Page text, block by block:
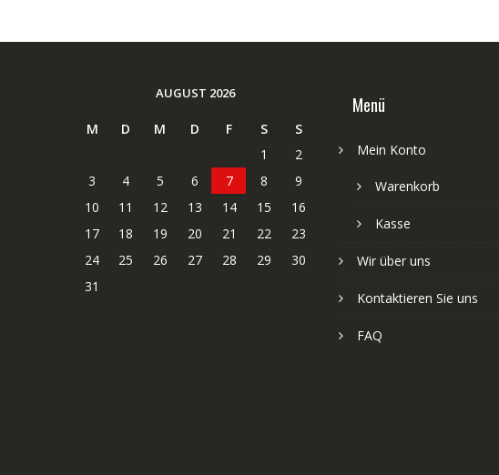
AUGUST 2026
M D M D F S
S
1
2
3
4 5 6 7 8
9
10
11 12 13 14 15
16
17
18 19 20 21 22
23
24
25 26 27 28 29
30
31
Menü
Mein Konto
Warenkorb
Kasse
Wir über uns
Kontaktieren Sie uns
FAQ